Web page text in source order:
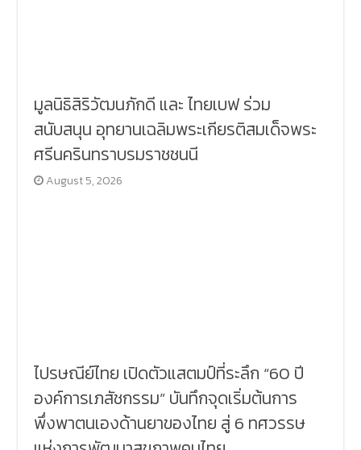
มูลนิธิสิริวัฒนภักดี และ ไทยเบฟ ร่วม
สนับสนุน อุทยานเฉลิมพระเกียรติสมเด็จพระ
ศรีนครินทราบรมราชชนนี
August 5, 2026
ไปรษณีย์ไทย เปิดตัวแสตมป์ที่ระลึก “60 ปี
องค์การเภสัชกรรม” บันทึกจุดเริ่มต้นการ
พึ่งพาตนเองด้านยาของไทย สู่ 6 ทศวรรษ